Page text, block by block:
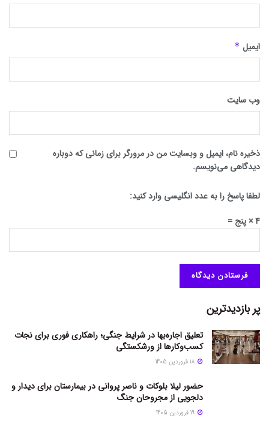
ایمیل *
وب‌ سایت
ذخیره نام، ایمیل و وبسایت من در مرورگر برای زمانی که دوباره
دیدگاهی می‌نویسم.
لطفا پاسخ را به عدد انگلیسی وارد کنید:
4 × پنج =
پر بازدیدترین
تعلیق اجاره‌بها در شرایط جنگی؛ راهکاری فوری برای نجات
کسب‌وکارها از ورشکستگی
حضور لیلا بلوکات و ناصر پروانی در بیمارستان برای دیدار و
دلجویی از مجروحان جنگ